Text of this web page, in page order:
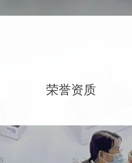
荣誉资质